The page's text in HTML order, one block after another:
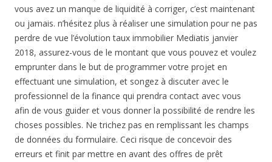
vous avez un manque de liquidité à corriger, c’est maintenant
ou jamais. n’hésitez plus à réaliser une simulation pour ne pas
perdre de vue l’évolution taux immobilier Mediatis janvier
2018, assurez-vous de le montant que vous pouvez et voulez
emprunter dans le but de programmer votre projet en
effectuant une simulation, et songez à discuter avec le
professionnel de la finance qui prendra contact avec vous
afin de vous guider et vous donner la possibilité de rendre les
choses possibles. Ne trichez pas en remplissant les champs
de données du formulaire. Ceci risque de concevoir des
erreurs et finit par mettre en avant des offres de prêt